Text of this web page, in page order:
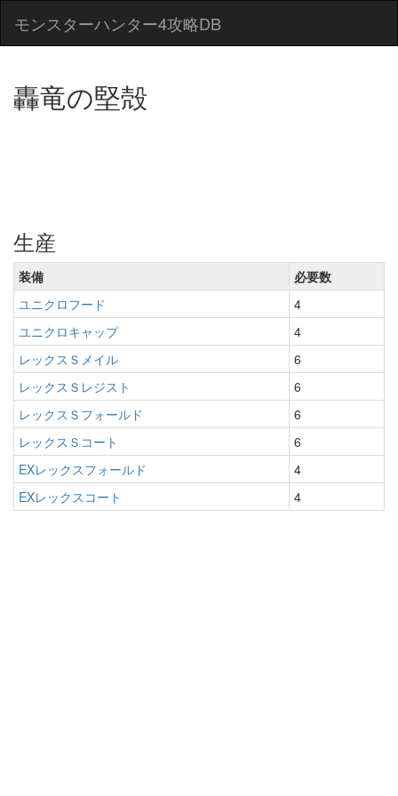
モンスターハンター4攻略DB
轟竜の堅殻
生産
装備
必要数
ユニクロフード
4
ユニクロキャップ
4
レックスＳメイル
6
レックスＳレジスト
6
レックスＳフォールド
6
レックスＳコート
6
EXレックスフォールド
4
EXレックスコート
4